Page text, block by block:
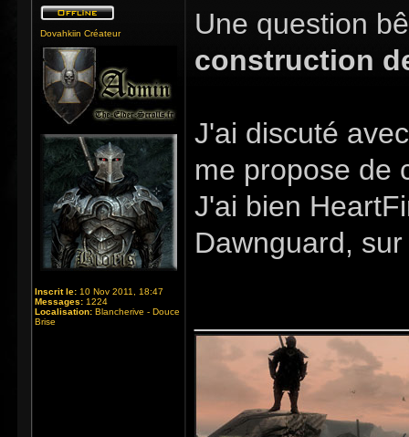
Dovahkiin Créateur
Inscrit le: 10 Nov 2011, 18:47
Messages: 1224
Localisation: Blancherive - Douce
Brise
Une question
construction
J'ai discuté
me propose de
J'ai bien
Dawnguard,